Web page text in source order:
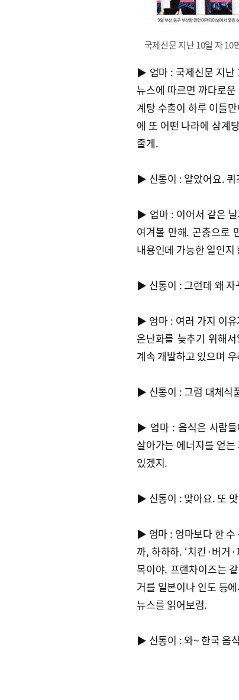
국제신문 지난 10일 자 10
▶ 엄마 : 국제신문 지난
뉴스에 따르면 까다로
계탕 수출이 하루 이틀
에 또 어떤 나라에 삼계
줄게.
▶ 신통이 : 알았어요. 퀴
▶ 엄마 : 이어서 같은 날
여겨볼 만해. 곤충으로
내용인데 가능한 일인지
▶ 신통이 : 그런데 왜 자
▶ 엄마 : 여러 가지 이유
온난화를 늦추기 위해
계속 개발하고 있으며
▶ 신통이 : 그럼 대체식
▶ 엄마 : 음식은 사람들
살아가는 에너지를 얻
있겠지.
▶ 신통이 : 맞아요. 또
▶ 엄마 : 엄마보다 한 수
까, 하하하. ‘치킨·버거
목이야. 프랜차이즈는
거를 일본이나 인도 등
뉴스를 읽어보렴.
▶ 신통이 : 와~ 한국 음